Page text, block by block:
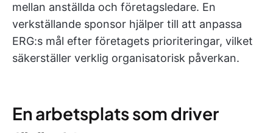
mellan anställda och företagsledare. En
verkställande sponsor hjälper till att anpassa
ERG:s mål efter företagets prioriteringar, vilket
säkerställer verklig organisatorisk påverkan.
En arbetsplats som driver